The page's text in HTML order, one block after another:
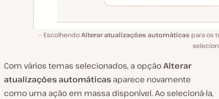
EscolhendoAlterar atualizações automáticas para os
Com vários temas selecionados, a opçãoAlterar
atualizações automáticas aparece novamente
como uma ação em massa disponível. Ao selecioná-la,